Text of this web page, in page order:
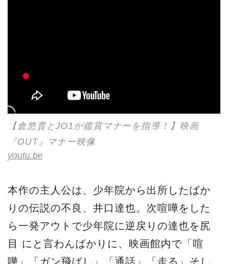
【倉悠貴とJO1が鑑賞マナーを指導！】映画
『OUT』マナー映像
youtu.be
本作の主人公は、少年院から出所したばか
りの伝説の不良、井口達也。次喧嘩をした
ら一発アウトで少年院に逆戻りの達也を尻
目 にと言わんばかりに、映画館内で「喧
嘩」「ガン飛ばし」「通話」「走る」そし